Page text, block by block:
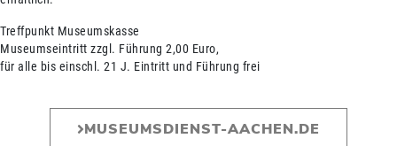
Treffpunkt Museumskasse
Museumseintritt zzgl. Führung 2,00 Euro,
für alle bis einschl. 21 J. Eintritt und Führung frei
MUSEUMSDIENST-AACHEN.DE